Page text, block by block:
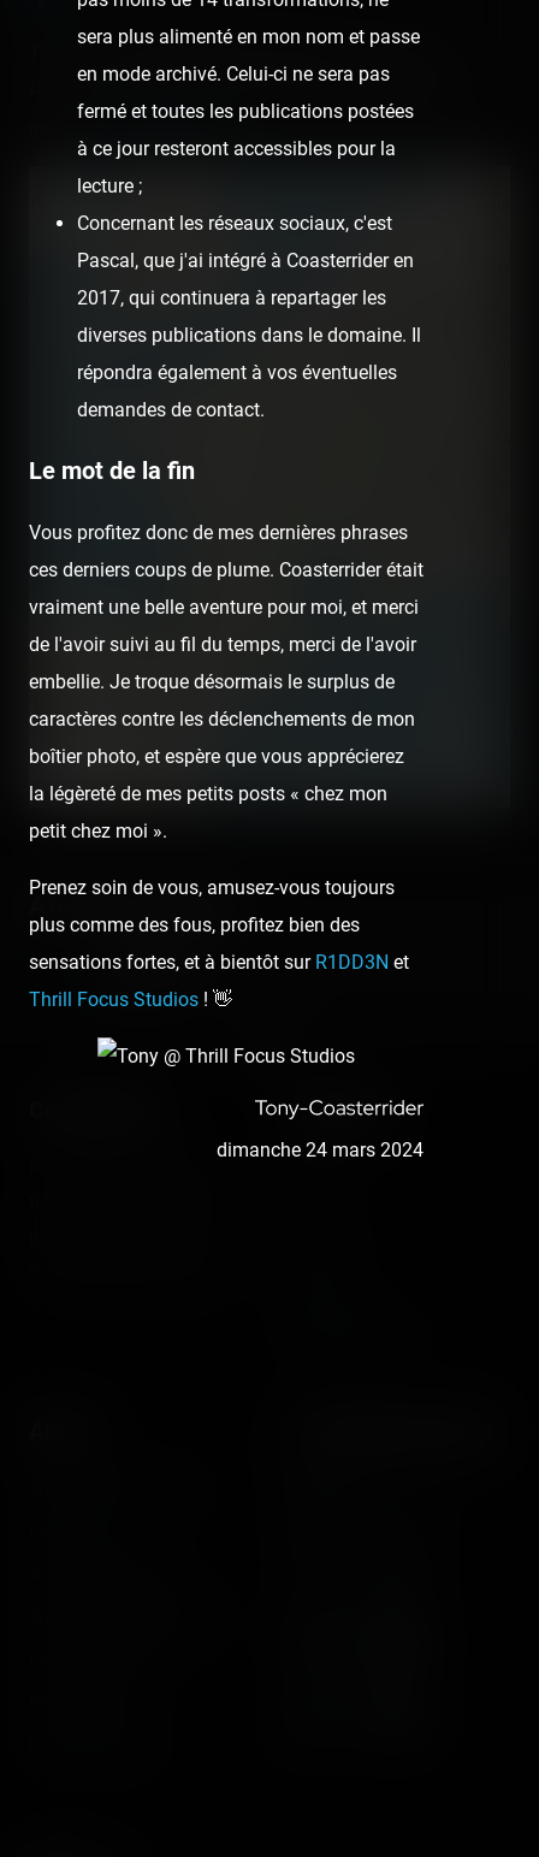
2 operating roller coasters
in this park.
Have you already rode them? Check and register your
−
200 mi
©OpenStreetMap contributors
About the author
Coasterrider
Fondateur
Shortcut
sera plus alimenté en mon nom et passe
en mode archivé. Celui-ci ne sera pas
fermé et toutes les publications postées
à ce jour resteront accessibles pour la
lecture ;
Concernant les réseaux sociaux, c'est
Pascal, que j'ai intégré à Coasterrider en
2017, qui continuera à repartager les
diverses publications dans le domaine. Il
répondra également à vos éventuelles
demandes de contact.
Le mot de la fin
Vous profitez donc de mes dernières phrases
ces derniers coups de plume. Coasterrider était
vraiment une belle aventure pour moi, et merci
de l'avoir suivi au fil du temps, merci de l'avoir
embellie. Je troque désormais le surplus de
caractères contre les déclenchements de mon
boîtier photo, et espère que vous apprécierez
la légèreté de mes petits posts « chez mon
petit chez moi ».
Prenez soin de vous, amusez-vous toujours
plus comme des fous, profitez bien des
sensations fortes, et à bientôt sur R1DD3N et
Thrill Focus Studios ! 👋
dimanche 24 mars 2024